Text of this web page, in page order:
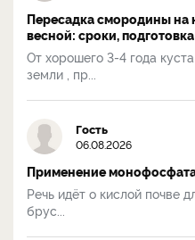
Пересадка смородины на
весной: сроки,
От хорошего 3-4 года
земли , пр...
Гость
06.08.2026
Применение
Речь идёт о кислой почве
брус...